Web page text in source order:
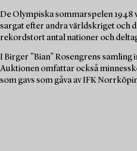
De Olympiska sommarspelen 1948
sargat efter andra världskriget och
rekordstort antal nationer och
I Birger ”Bian” Rosengrens
Auktionen omfattar också
som gavs som gåva av IFK